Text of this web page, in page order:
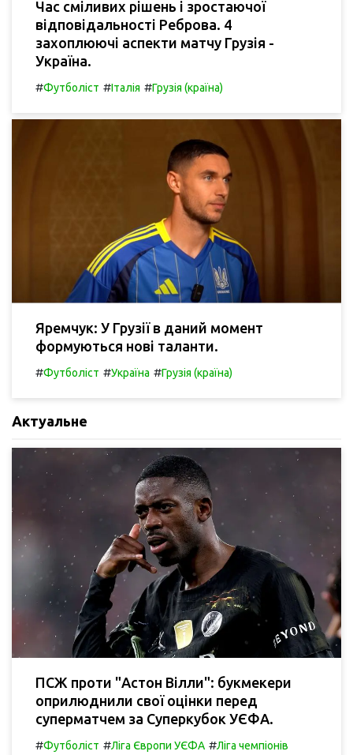
Час сміливих рішень і зростаючої
відповідальності Реброва. 4
захоплюючі аспекти матчу Грузія -
Україна.
#Футболіст #Італія #Грузія (країна)
Яремчук: У Грузії в даний момент
формуються нові таланти.
#Футболіст #Україна #Грузія (країна)
Актуальне
ПСЖ проти "Астон Вілли": букмекери
оприлюднили свої оцінки перед
суперматчем за Суперкубок УЄФА.
#Футболіст #Ліга Європи УЄФА #Ліга чемпіонів